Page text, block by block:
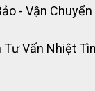
- Vận Chuyển
Vấn Nhiệt